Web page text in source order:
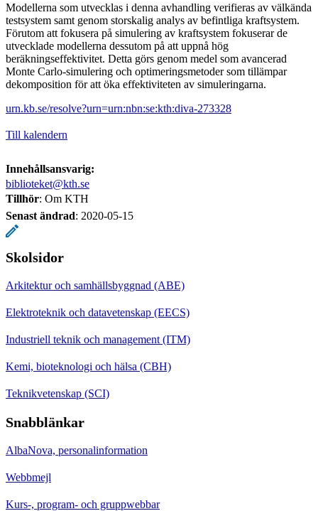
Modellerna som utvecklas i denna avhandling verifieras av välkända
testsystem samt genom storskalig analys av befintliga kraftsystem.
Förutom att fokusera på simulering av kraftsystem fokuserar de
utvecklade modellerna dessutom på att uppnå hög
beräkningseffektivitet. Detta görs genom medel som avancerad
Monte Carlo-simulering och optimeringsmetoder som tillämpar
dekomposition för att öka effektiviteten av simuleringarna.
urn.kb.se/resolve?urn=urn:nbn:se:kth:diva-273328
Till kalendern
Innehållsansvarig:
biblioteket@kth.se
Tillhör: Om KTH
Senast ändrad: 2020-05-15
Skolsidor
Arkitektur och samhällsbyggnad (ABE)
Elektroteknik och datavetenskap (EECS)
Industriell teknik och management (ITM)
Kemi, bioteknologi och hälsa (CBH)
Teknikvetenskap (SCI)
Snabblänkar
AlbaNova, personalinformation
Webbmejl
Kurs-, program- och gruppwebbar